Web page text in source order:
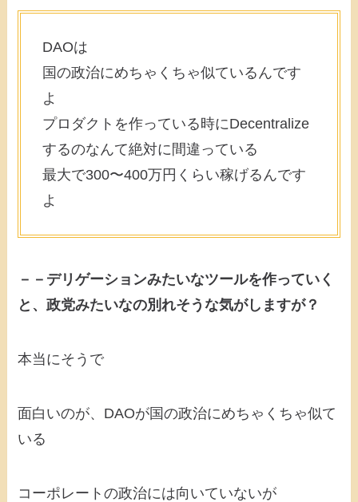
DAOは
国の政治にめちゃくちゃ似ているんです
よ
プロダクトを作っている時にDecentralize
するのなんて絶対に間違っている
最大で300〜400万円くらい稼げるんです
よ
－－デリゲーションみたいなツールを作っていく
と、政党みたいなの別れそうな気がしますが？
本当にそうで
面白いのが、DAOが国の政治にめちゃくちゃ似て
いる
コーポレートの政治には向いていないが